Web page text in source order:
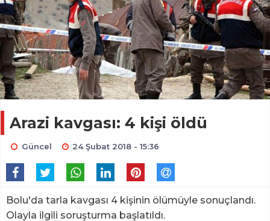
Arazi kavgası: 4 kişi öldü
Güncel 24 Şubat 2018 - 15:36
Bolu'da tarla kavgası 4 kişinin ölümüyle sonuçlandı.
Olayla ilgili soruşturma başlatıldı.